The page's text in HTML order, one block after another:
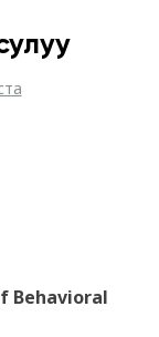
Behavioral